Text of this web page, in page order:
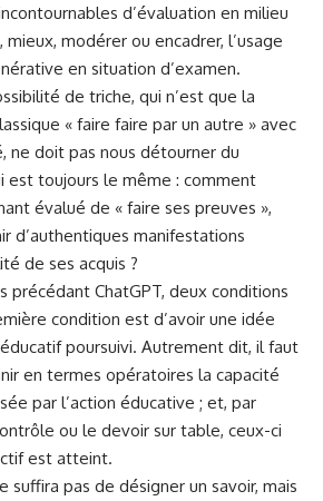
d’évaluation en milieu
mieux, modérer ou encadrer, l’usage
en situation d’examen.
de triche, qui n’est que la
« faire faire par un autre » avec
ne doit pas nous détourner du
est toujours le même : comment
évalué de « faire ses preuves »,
d’authentiques manifestations
de ses acquis ?
précédant ChatGPT, deux conditions
condition est d’avoir une idée
poursuivi. Autrement dit, il faut
en termes opératoires la capacité
par l’action éducative ; et, par
ou le devoir sur table, ceux-ci
est atteint.
suffira pas de désigner un savoir, mais